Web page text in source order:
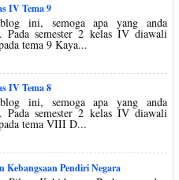
IV Tema 9
ini, semoga apa yang anda
Pada semester 2 kelas IV diawali
tema 9 Kaya...
IV Tema 8
ini, semoga apa yang anda
Pada semester 2 kelas IV diawali
tema VIII D...
Kebangsaan Pendiri Negara